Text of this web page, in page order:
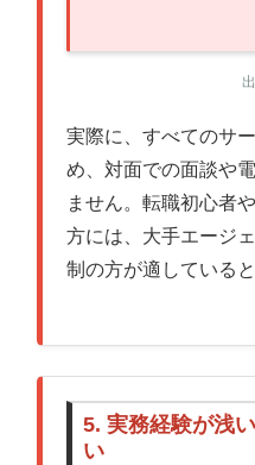
実際に、すべてのサ
め、対面での面談や
ません。転職初心者
方には、大手エージ
制の方が適している
5. 実務経験が浅
い